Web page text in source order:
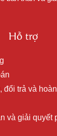
Hỗ trợ
đổi trả và
và giải quyết